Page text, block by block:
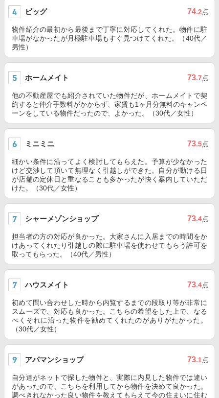
ビッグ 74.2点
物件紹介の最初から最後まで丁寧に対応してくれた。物件に駐
車場がなかったが月極駐車場もすぐ見つけてくれた。（40代／
男性）
ホームメイト 73.7点
他の不動産屋でも紹介されていた物件だが、ホームメイトで契
約すると仲介手数料がかからず、家賃も1ヶ月分無料のキャンペ
ーンをしている物件だったので、よかった。（30代／女性）
ミニミニ 73.5点
細かい条件に沿ってよく検討してもらえた。予算が少なかった
けど交渉して頂いて無理なく引越しができた。自分が動ける日
が店舗の定休日と重なることも多かったが快く案内していただ
けた。（30代／女性）
シャーメゾンショップ 73.4点
担当者の方の対応が良かった。大家さんに入居までの時間をか
けあってくれたり引越しの際に駐車場を使わせてもらう許可を
取ってもらった。（40代／男性）
ハウスメイト 73.4点
初めて問い合わせした時から内覧するまでの段取り等が非常に
スムーズで、対応も良かった。こちらの希望をした上で、なる
べくそれに沿った物件を勧めてくれたのがありがたかった。
（30代／女性）
アパマンショップ 73.1点
自分達がネットで探した物件と、実際に内見した物件では違い
があったので、こちらを利用してから物件を決めて良かった。
調べきれなかった良い物件を教えてもらえて今の住まいに住む